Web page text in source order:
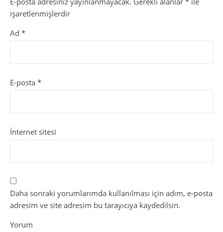
işaretlenmişlerdir
Ad *
E-posta *
İnternet sitesi
Daha sonraki yorumlarımda kullanılması için adım, e-posta
adresim ve site adresim bu tarayıcıya kaydedilsin.
Yorum